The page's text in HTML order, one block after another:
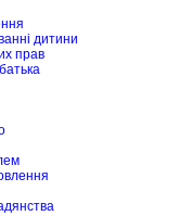
дитини
прав